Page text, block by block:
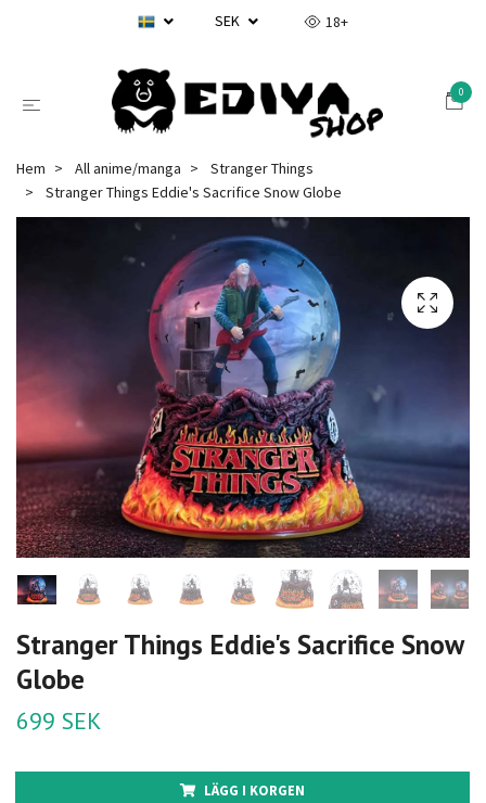
SEK 18+
0
Hem All anime/manga
Stranger Things
Stranger Things Eddie's Sacrifice Snow Globe
Stranger Things Eddie's Sacrifice Snow
Globe
699 SEK
LÄGG I KORGEN